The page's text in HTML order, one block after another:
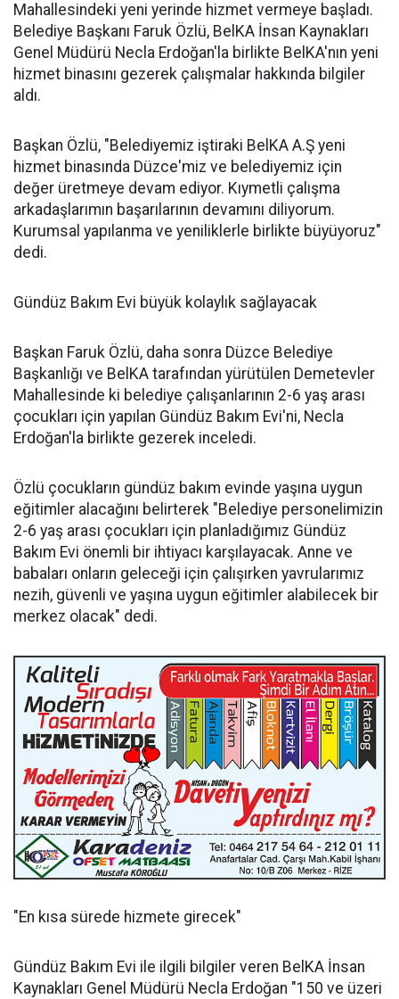
Mahallesindeki yeni yerinde hizmet vermeye başladı.
Belediye Başkanı Faruk Özlü, BelKA İnsan Kaynakları
Genel Müdürü Necla Erdoğan'la birlikte BelKA'nın yeni
hizmet binasını gezerek çalışmalar hakkında bilgiler
aldı.
Başkan Özlü, "Belediyemiz iştiraki BelKA A.Ş yeni
hizmet binasında Düzce'miz ve belediyemiz için
değer üretmeye devam ediyor. Kıymetli çalışma
arkadaşlarımın başarılarının devamını diliyorum.
Kurumsal yapılanma ve yeniliklerle birlikte büyüyoruz"
dedi.
Gündüz Bakım Evi büyük kolaylık sağlayacak
Başkan Faruk Özlü, daha sonra Düzce Belediye
Başkanlığı ve BelKA tarafından yürütülen Demetevler
Mahallesinde ki belediye çalışanlarının 2-6 yaş arası
çocukları için yapılan Gündüz Bakım Evi'ni, Necla
Erdoğan'la birlikte gezerek inceledi.
Özlü çocukların gündüz bakım evinde yaşına uygun
eğitimler alacağını belirterek "Belediye personelimizin
2-6 yaş arası çocukları için planladığımız Gündüz
Bakım Evi önemli bir ihtiyacı karşılayacak. Anne ve
babaları onların geleceği için çalışırken yavrularımız
nezih, güvenli ve yaşına uygun eğitimler alabilecek bir
merkez olacak" dedi.
"En kısa sürede hizmete girecek"
Gündüz Bakım Evi ile ilgili bilgiler veren BelKA İnsan
Kaynakları Genel Müdürü Necla Erdoğan "150 ve üzeri